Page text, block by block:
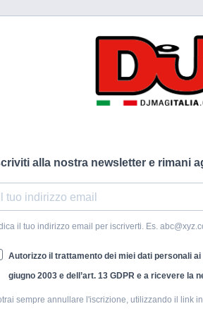
alla nostra newsletter e rimani
il tuo indirizzo email per iscriverti. Es.
Autorizzo il trattamento dei miei dati personali
giugno 2003 e dell’art. 13 GDPR e a ricevere la
sempre annullare l'iscrizione, utilizzando il link
ARTICOLO SUCCESSIVO
THE BLOODY
PRIMI 20 ANNI E UN